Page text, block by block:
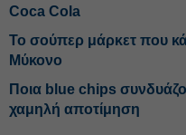
Coca Cola
Το σούπερ μάρκετ που
Μύκονο
Ποια blue chips
χαμηλή αποτίμηση